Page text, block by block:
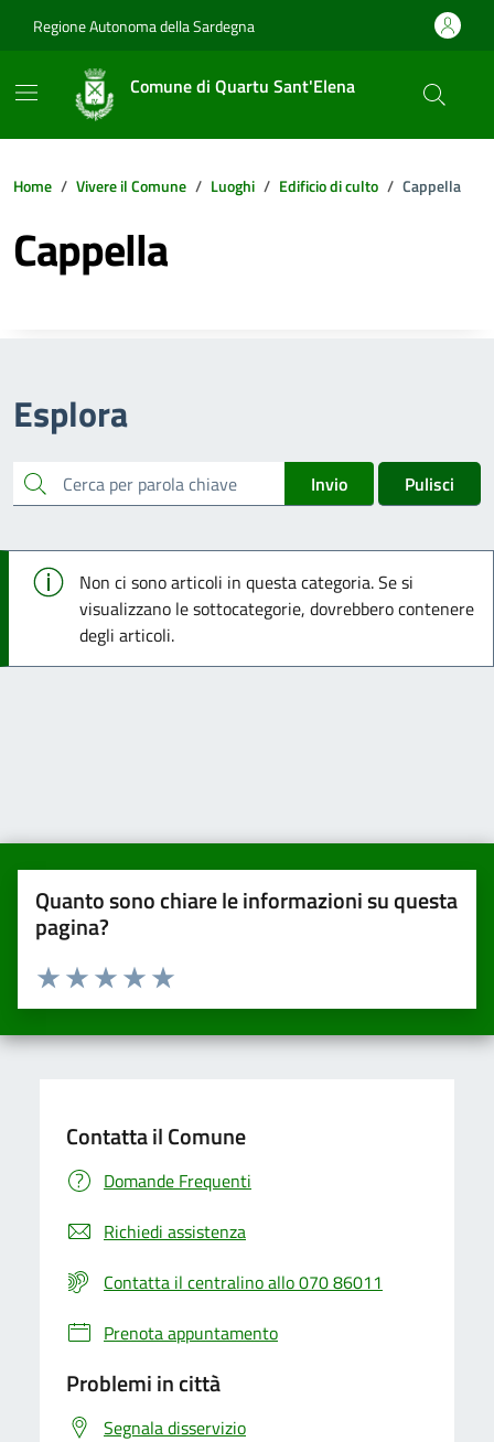
Regione Autonoma della Sardegna
Comune di Quartu Sant'Elena
Home Vivere il Comune Luoghi Edificio di culto Cappella
Cappella
Esplora
cerca Invio Pulisci
Info
Non ci sono articoli in questa categoria. Se si
visualizzano le sottocategorie, dovrebbero contenere
degli articoli.
Quanto sono chiare le informazioni su questa
pagina?
Valuta da 1 a 5 stelle la pagina
Valuta 5 stelle su 5
Valuta 4 stelle su 5
Valuta 3 stelle su 5
Valuta 2 stelle su 5
Valuta una stella su 5
Contatta il Comune
Domande Frequenti
Richiedi assistenza
Contatta il centralino allo 070 86011
Prenota appuntamento
Problemi in città
Segnala disservizio